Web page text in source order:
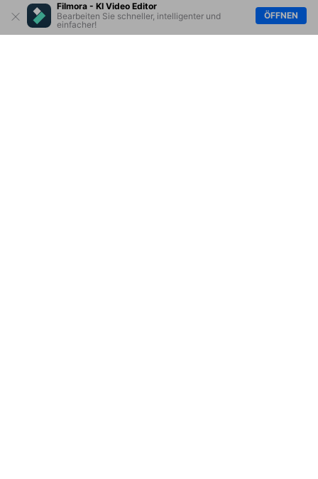
Filmora - KI Video Editor
Bearbeiten Sie schneller, intelligenter und
einfacher!
ÖFFNEN